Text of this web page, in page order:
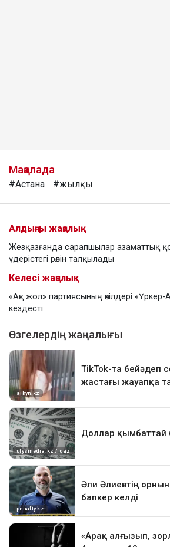
Мақалада
#Астана #жылқы
Алдыңғы жаңалық
Жезқазғанда сарапшылар азаматтық
үдерістегі рөлін талқылады
Келесі жаңалық
«Ақ жол» партиясының өкілдері
кездесті